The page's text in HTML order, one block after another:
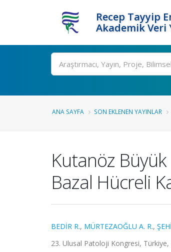
Recep Tayyip
Akademik Veri
Ara
ANA SAYFA SON EKLENEN YAYINLAR
Kutanöz
Bazal Hücreli
BEDİR R., MÜRTEZAOĞLU A. R.,
23. Ulusal Patoloji Kongresi,